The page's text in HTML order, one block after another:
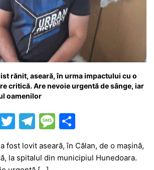
rănit, aseară, în urma impactului cu o
critică. Are nevoie urgentă de sânge, iar
oamenilor
T
itt
T
e
M
s ta
fost lovit aseară, în Călan, de o mașină,
la spitalul din municipiul Hunedoara.